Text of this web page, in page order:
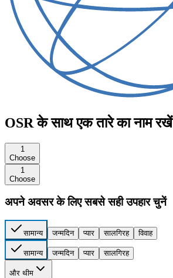
OSR के साथ एक तारे का नाम रखें
1
Choose
1
Choose
अपने अवसर के लिए सबसे सही उपहार चुनें
सामान्य जन्मदिन प्यार सालगिरह विवाह
सामान्य जन्मदिन प्यार सालगिरह
और थीम